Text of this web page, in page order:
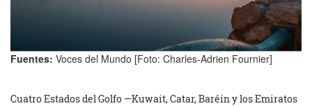
Fuentes: Voces del Mundo [Foto: Charles-Adrien Fournier]
Cuatro Estados del Golfo —Kuwait, Catar, Baréin y los Emiratos